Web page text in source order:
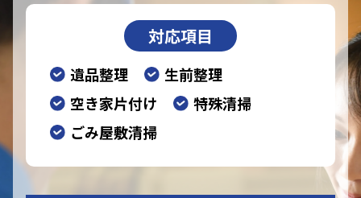
対応項目
遺品整理
生前整理
空き家片付け
特殊清掃
ごみ屋敷清掃